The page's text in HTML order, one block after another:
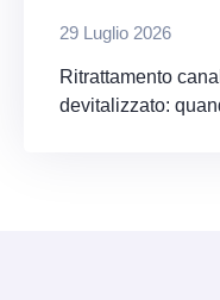
29 Luglio 2026
Ritrattamento
devitalizzato: